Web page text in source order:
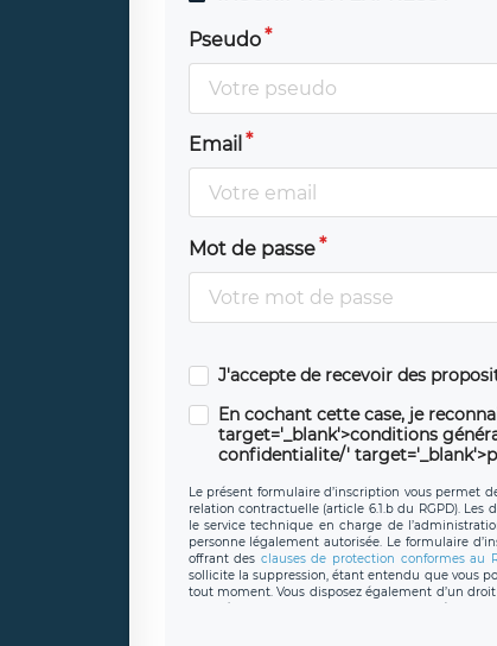
Pseudo
Email
Mot de passe
J'accepte de recevoir des
En cochant cette case, je
target='_blank'>conditions
confidentialite/'
Le présent formulaire d’inscription vous permet
relation contractuelle (article 6.1.b du RGPD).
le service technique en charge de
personne légalement autorisée. Le formulaire
offrant des clauses de protection conformes au
sollicite la suppression, étant entendu que vous
tout moment. Vous disposez également d’un
caractère personnel, ainsi que d’un droit à la
protection des données de LÉGAVOX qui